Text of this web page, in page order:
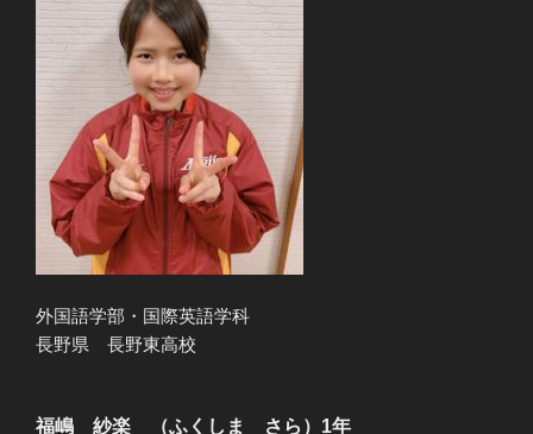
外国語学部・国際英語学科
長野県 長野東高校
福嶋 紗楽 （ふくしま さら）1年